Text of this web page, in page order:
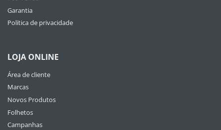
Garantia
Política de privacidade
LOJA ONLINE
Área de cliente
Marcas
Novos Produtos
Folhetos
Campanhas